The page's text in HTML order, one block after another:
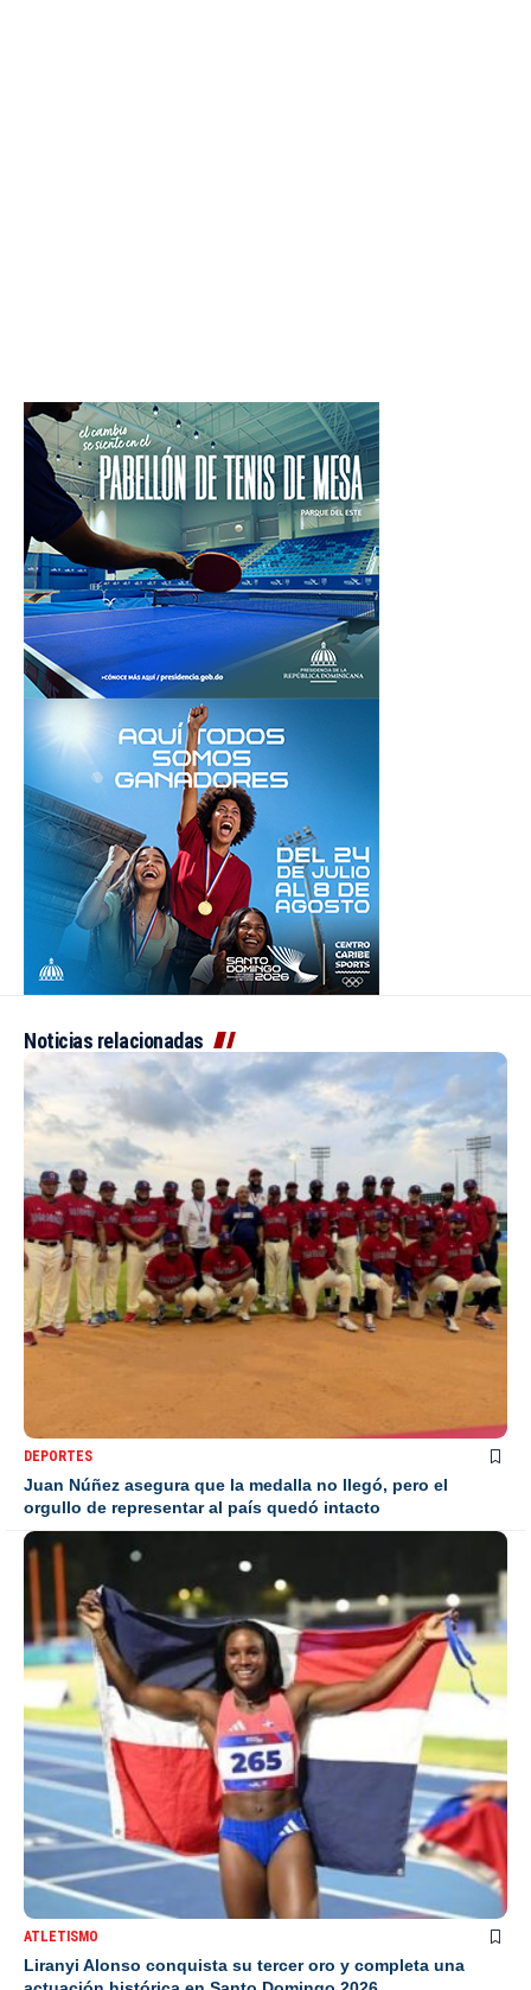
Noticias relacionadas
DEPORTES
Juan Núñez asegura que la medalla no llegó, pero el
orgullo de representar al país quedó intacto
ATLETISMO
Liranyi Alonso conquista su tercer oro y completa una